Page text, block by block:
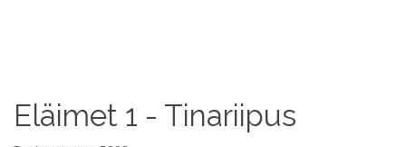
Eläimet 1 - Tinariipus